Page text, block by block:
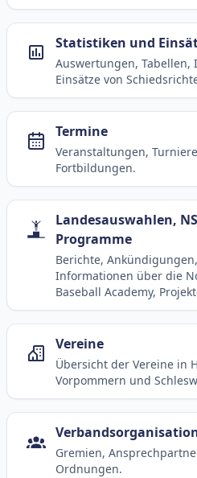
Statistiken und
Auswertungen,
Einsätze von
Termine
Veranstaltungen,
Fortbildungen.
Landesauswahlen,
Programme
Berichte,
Informationen über die
Baseball Academy,
Vereine
Übersicht der Vereine in
Vorpommern und
Gremien,
Ordnungen.